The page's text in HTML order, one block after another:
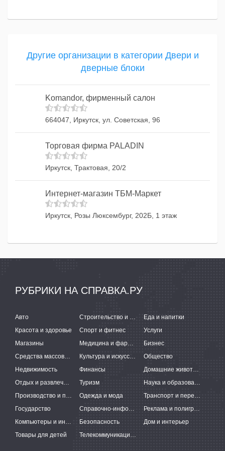
Другие организации в категории Двери и
дверные блоки
Komandor, фирменный салон
664047, Иркутск, ул. Советская, 96
Торговая фирма PALADIN
Иркутск, Трактовая, 20/2
Интернет-магазин ТБМ-Маркет
Иркутск, Розы Люксембург, 202Б, 1 этаж
РУБРИКИ НА СПРАВКА.РУ
Авто Строительство и ремонт
Еда и напитки
Красота и здоровье
Спорт и фитнес
Услуги
Магазины
Медицина и фармацевтика
Бизнес
Средства массовой информации
Культура и искусство
Общество
Недвижимость
Финансы
Домашние животные
Отдых и развлечения
Туризм
Наука и образование
Производство и поставки
Одежда и мода
Транспорт и перевозки
Государство
Справочно-информационные системы
Реклама и полиграфия
Компьютеры и интернет
Безопасность
Дом и интерьер
Товары для детей
Телекоммуникации и связь